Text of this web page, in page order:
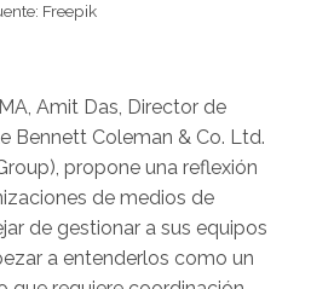
Freepik
Amit Das, Director de
Bennett Coleman & Co. Ltd.
propone una reflexión
de medios de
de gestionar a sus equipos
a entenderlos como un